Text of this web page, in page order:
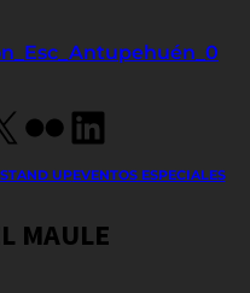
FlickrLinkedIn
STAND UPEVENTOS ESPECIALES
MAULE